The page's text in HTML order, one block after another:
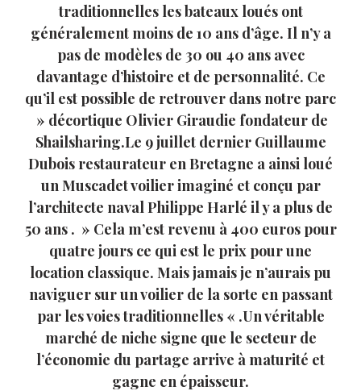
traditionnelles les bateaux loués ont
généralement moins de 10 ans d’âge. Il n’y a
pas de modèles de 30 ou 40 ans avec
davantage d’histoire et de personnalité. Ce
qu’il est possible de retrouver dans notre parc
» décortique Olivier Giraudie fondateur de
Shailsharing.Le 9 juillet dernier Guillaume
Dubois restaurateur en Bretagne a ainsi loué
un Muscadet voilier imaginé et conçu par
l’architecte naval Philippe Harlé il y a plus de
50 ans . » Cela m’est revenu à 400 euros pour
quatre jours ce qui est le prix pour une
location classique. Mais jamais je n’aurais pu
naviguer sur un voilier de la sorte en passant
par les voies traditionnelles « .Un véritable
marché de niche signe que le secteur de
l’économie du partage arrive à maturité et
gagne en épaisseur.